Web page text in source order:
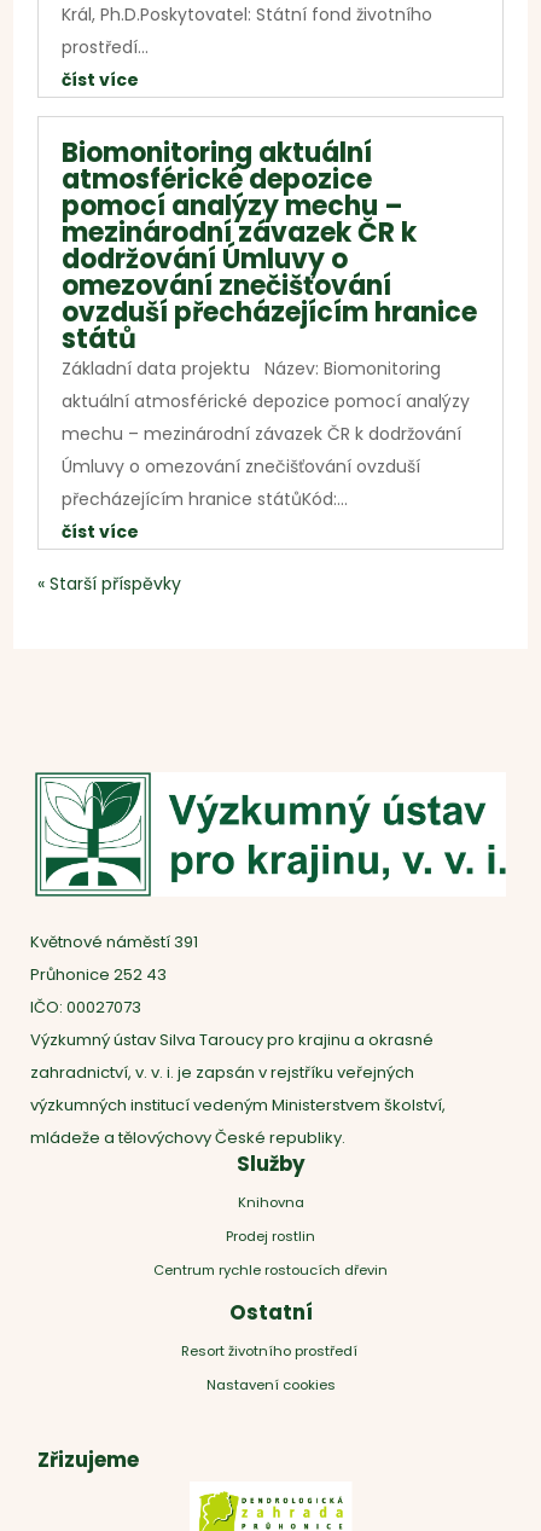
Král, Ph.D.Poskytovatel: Státní fond životního
prostředí...
číst více
Biomonitoring aktuální
atmosférické depozice
pomocí analýzy mechu –
mezinárodní závazek ČR k
dodržování Úmluvy o
omezování znečišťování
ovzduší přecházejícím hranice
států
Základní data projektu Název: Biomonitoring
aktuální atmosférické depozice pomocí analýzy
mechu – mezinárodní závazek ČR k dodržování
Úmluvy o omezování znečišťování ovzduší
přecházejícím hranice státůKód:...
číst více
« Starší příspěvky
Květnové náměstí 391
Průhonice 252 43
IČO: 00027073
Výzkumný ústav Silva Taroucy pro krajinu a okrasné
zahradnictví, v. v. i. je zapsán v rejstříku veřejných
výzkumných institucí vedeným Ministerstvem školství,
mládeže a tělovýchovy České republiky.
Služby
Knihovna
Prodej rostlin
Centrum rychle rostoucích dřevin
Ostatní
Resort životního prostředí
Nastavení cookies
Zřizujeme